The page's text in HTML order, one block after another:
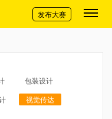
切换导航
发布大赛
包装设计
视觉传达